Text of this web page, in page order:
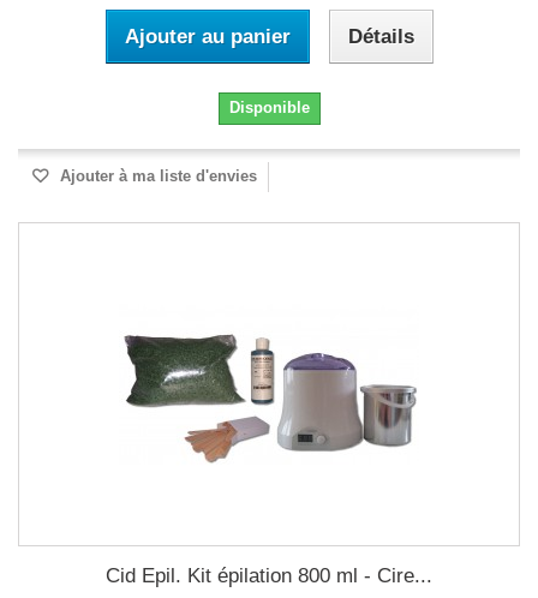
Ajouter au panier Détails
Disponible
Ajouter à ma liste d'envies
Cid Epil. Kit épilation 800 ml - Cire...